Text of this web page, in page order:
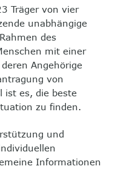
Träger von vier
unabhängige
des
mit einer
Angehörige
von
ist es, die beste
zu finden.
und
Informationen